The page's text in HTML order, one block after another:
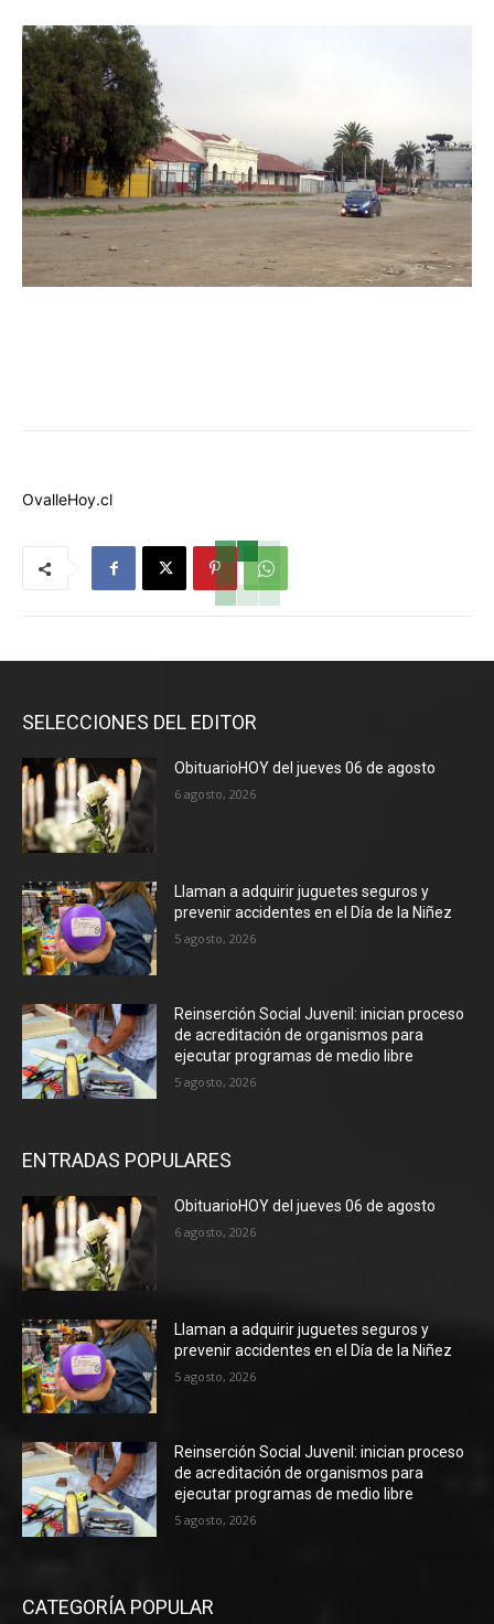
OvalleHoy.cl
SELECCIONES DEL EDITOR
ObituarioHOY del jueves 06 de agosto
6 agosto, 2026
Llaman a adquirir juguetes seguros y
prevenir accidentes en el Día de la Niñez
5 agosto, 2026
Reinserción Social Juvenil: inician proceso
de acreditación de organismos para
ejecutar programas de medio libre
5 agosto, 2026
ENTRADAS POPULARES
ObituarioHOY del jueves 06 de agosto
6 agosto, 2026
Llaman a adquirir juguetes seguros y
prevenir accidentes en el Día de la Niñez
5 agosto, 2026
Reinserción Social Juvenil: inician proceso
de acreditación de organismos para
ejecutar programas de medio libre
5 agosto, 2026
CATEGORÍA POPULAR